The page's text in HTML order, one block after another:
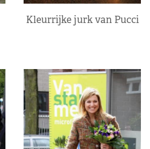
Kleurrijke jurk van Pucci